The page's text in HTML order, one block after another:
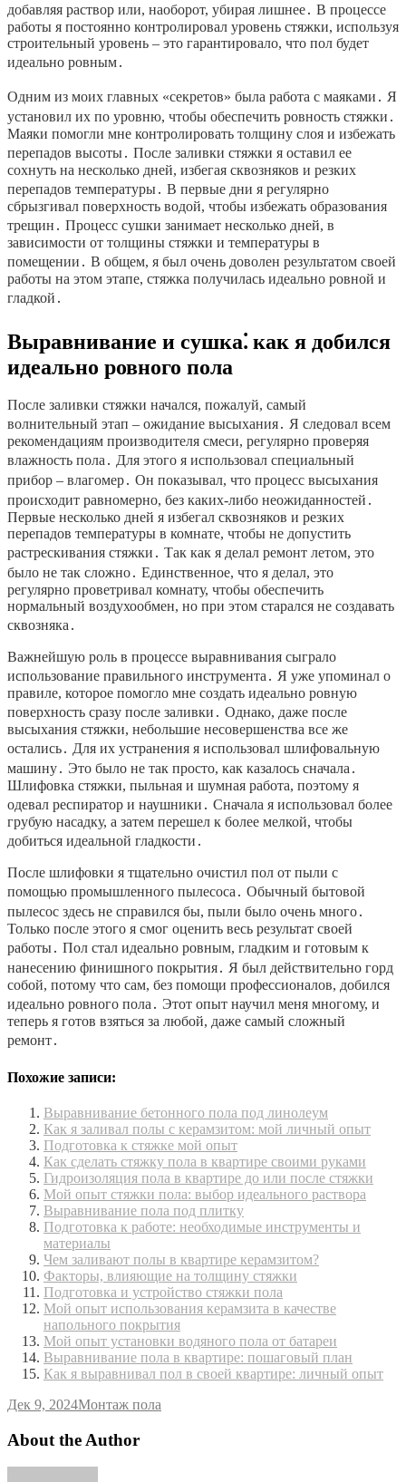
добавляя раствор или, наоборот, убирая лишнее․ В процессе
работы я постоянно контролировал уровень стяжки, используя
строительный уровень – это гарантировало, что пол будет
идеально ровным․
Одним из моих главных «секретов» была работа с маяками․ Я
установил их по уровню, чтобы обеспечить ровность стяжки․
Маяки помогли мне контролировать толщину слоя и избежать
перепадов высоты․ После заливки стяжки я оставил ее
сохнуть на несколько дней, избегая сквозняков и резких
перепадов температуры․ В первые дни я регулярно
сбрызгивал поверхность водой, чтобы избежать образования
трещин․ Процесс сушки занимает несколько дней, в
зависимости от толщины стяжки и температуры в
помещении․ В общем, я был очень доволен результатом своей
работы на этом этапе, стяжка получилась идеально ровной и
гладкой․
Выравнивание и сушка⁚ как я добился
идеально ровного пола
После заливки стяжки начался, пожалуй, самый
волнительный этап – ожидание высыхания․ Я следовал всем
рекомендациям производителя смеси, регулярно проверяя
влажность пола․ Для этого я использовал специальный
прибор – влагомер․ Он показывал, что процесс высыхания
происходит равномерно, без каких-либо неожиданностей․
Первые несколько дней я избегал сквозняков и резких
перепадов температуры в комнате, чтобы не допустить
растрескивания стяжки․ Так как я делал ремонт летом, это
было не так сложно․ Единственное, что я делал, это
регулярно проветривал комнату, чтобы обеспечить
нормальный воздухообмен, но при этом старался не создавать
сквозняка․
Важнейшую роль в процессе выравнивания сыграло
использование правильного инструмента․ Я уже упоминал о
правиле, которое помогло мне создать идеально ровную
поверхность сразу после заливки․ Однако, даже после
высыхания стяжки, небольшие несовершенства все же
остались․ Для их устранения я использовал шлифовальную
машину․ Это было не так просто, как казалось сначала․
Шлифовка стяжки, пыльная и шумная работа, поэтому я
одевал респиратор и наушники․ Сначала я использовал более
грубую насадку, а затем перешел к более мелкой, чтобы
добиться идеальной гладкости․
После шлифовки я тщательно очистил пол от пыли с
помощью промышленного пылесоса․ Обычный бытовой
пылесос здесь не справился бы, пыли было очень много․
Только после этого я смог оценить весь результат своей
работы․ Пол стал идеально ровным, гладким и готовым к
нанесению финишного покрытия․ Я был действительно горд
собой, потому что сам, без помощи профессионалов, добился
идеально ровного пола․ Этот опыт научил меня многому, и
теперь я готов взяться за любой, даже самый сложный
ремонт․
Похожие записи:
Выравнивание бетонного пола под линолеум
Как я заливал полы с керамзитом: мой личный опыт
Подготовка к стяжке мой опыт
Как сделать стяжку пола в квартире своими руками
Гидроизоляция пола в квартире до или после стяжки
Мой опыт стяжки пола: выбор идеального раствора
Выравнивание пола под плитку
Подготовка к работе: необходимые инструменты и
материалы
Чем заливают полы в квартире керамзитом?
Факторы, влияющие на толщину стяжки
Подготовка и устройство стяжки пола
Мой опыт использования керамзита в качестве
напольного покрытия
Мой опыт установки водяного пола от батареи
Выравнивание пола в квартире: пошаговый план
Как я выравнивал пол в своей квартире: личный опыт
Дек 9, 2024Монтаж пола
About the Author